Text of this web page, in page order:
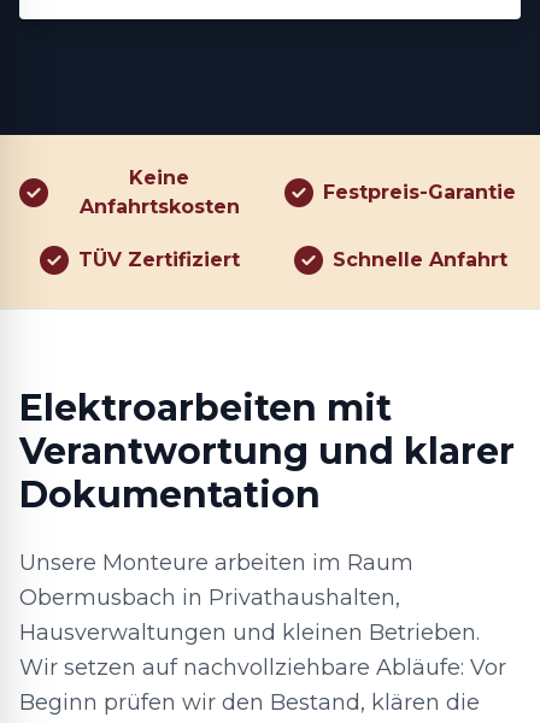
Keine
Anfahrtskosten
Festpreis-Garantie
TÜV Zertifiziert Schnelle Anfahrt
Elektroarbeiten mit
Verantwortung und klarer
Dokumentation
Unsere Monteure arbeiten im Raum
Obermusbach in Privathaushalten,
Hausverwaltungen und kleinen Betrieben.
Wir setzen auf nachvollziehbare Abläufe: Vor
Beginn prüfen wir den Bestand, klären die